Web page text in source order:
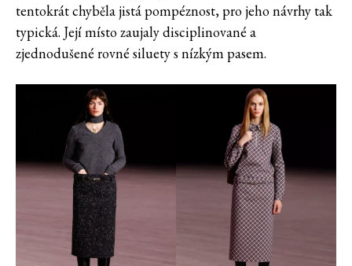
tentokrát chyběla jistá pompéznost, pro jeho návrhy tak
typická. Její místo zaujaly disciplinované a
zjednodušené rovné siluety s nízkým pasem.